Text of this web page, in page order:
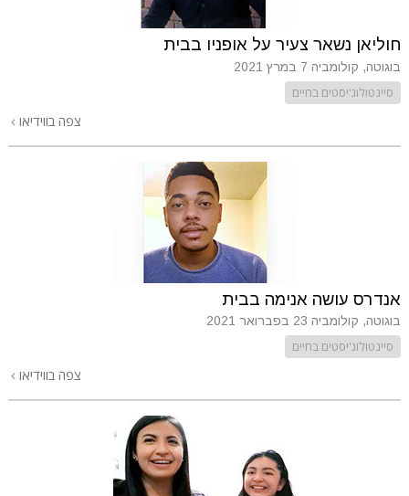
חוליאן נשאר צעיר על אופניו בבית
בוגוטה, קולומביה 7 במרץ 2021
סיינטולוג'יסטים בחיים
צפה בווידיאו
אנדרס עושה אנימה בבית
בוגוטה, קולומביה 23 בפברואר 2021
סיינטולוג'יסטים בחיים
צפה בווידיאו